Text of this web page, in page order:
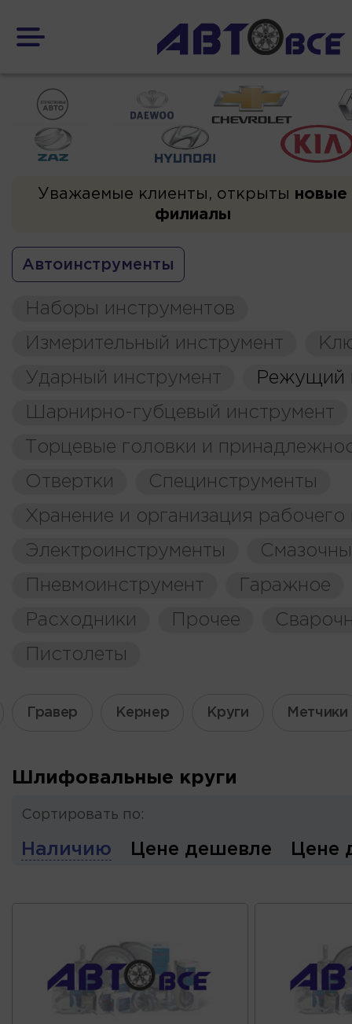
Уважаемые клиенты, открыты новые
филиалы
Автоинструменты
Наборы инструментов
Измерительный инструмент
Ударный инструмент
Режущий
Шарнирно-губцевый инструмент
Торцевые головки и
Отвертки
Специнструменты
Хранение и организация рабочего
Электроинструменты
Пневмоинструмент
Гаражное
Расходники
Прочее
Пистолеты
Гравер Кернер Круги Метчики
Шлифовальные круги
Сортировать по:
Наличию Цене дешевле Цене